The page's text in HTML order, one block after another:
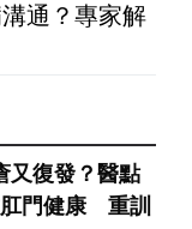
通？專家解
又復發？醫點
門健康 重訓